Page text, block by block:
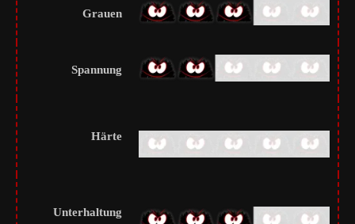
Grauen
Spannung
Härte
Unterhaltung